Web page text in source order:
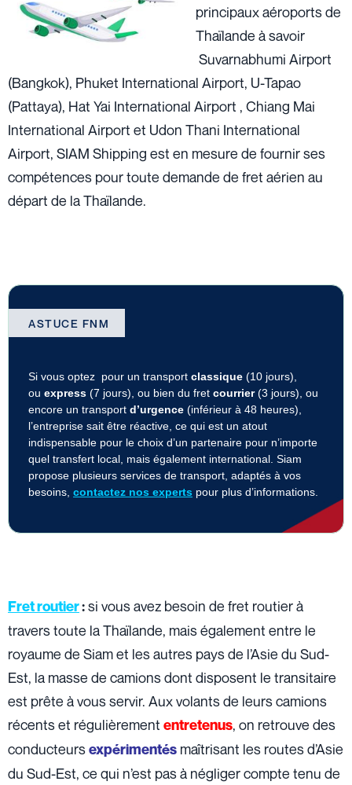
principaux aéroports de
Thaïlande à savoir
Suvarnabhumi Airport
(Bangkok), Phuket International Airport, U-Tapao
(Pattaya), Hat Yai International Airport , Chiang Mai
International Airport et Udon Thani International
Airport, SIAM Shipping est en mesure de fournir ses
compétences pour toute demande de fret aérien au
départ de la Thaïlande.
ASTUCE FNM
Si vous optez pour un transport classique (10 jours),
ou express (7 jours), ou bien du fret courrier(3 jours), ou
encore un transport d’urgence (inférieur à 48 heures),
l’entreprise sait être réactive, ce qui est un atout
indispensable pour le choix d’un partenaire pour n’importe
quel transfert local, mais également international. Siam
propose plusieurs services de transport, adaptés à vos
besoins, contactez nos experts pour plus d’informations.
Fret routier:si vous avez besoin de fret routier à
travers toute la Thaïlande, mais également entre le
royaume de Siam et les autres pays de l’Asie du Sud-
Est, la masse de camions dont disposent le transitaire
est prête à vous servir. Aux volants de leurs camions
récents et régulièrement entretenus, on retrouve des
conducteursexpérimentés maîtrisant les routes d’Asie
du Sud-Est, ce qui n’est pas à négliger compte tenu de